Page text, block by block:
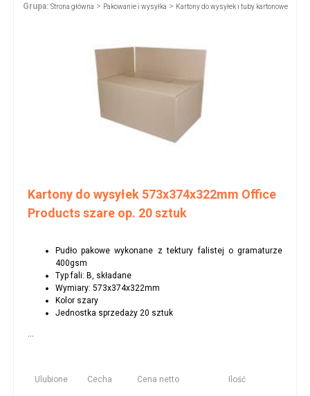
Grupa: Strona główna > Pakowanie i wysyłka > Kartony do wysyłek i tuby kartonowe
Kartony do wysyłek 573x374x322mm Office
Products szare op. 20 sztuk
Pudło pakowe wykonane z tektury falistej o gramaturze
400gsm
Typ fali: B, składane
Wymiary: 573x374x322mm
Kolor szary
Jednostka sprzedaży 20 sztuk
Ulubione Cecha Cena netto Ilość